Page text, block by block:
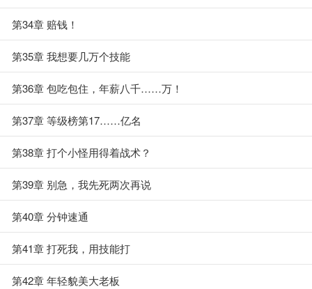
第34章 赔钱！
第35章 我想要几万个技能
第36章 包吃包住，年薪八千……万！
第37章 等级榜第17……亿名
第38章 打个小怪用得着战术？
第39章 别急，我先死两次再说
第40章 分钟速通
第41章 打死我，用技能打
第42章 年轻貌美大老板